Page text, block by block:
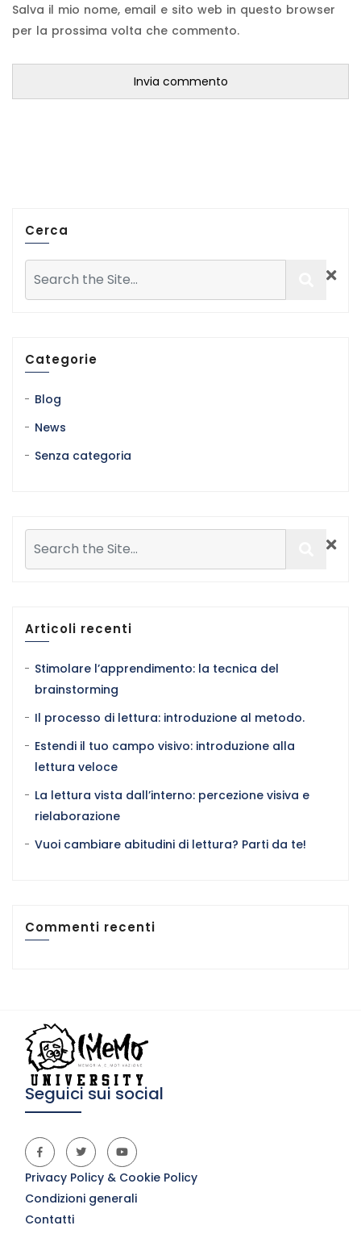
Salva il mio nome, email e sito web in questo browser
per la prossima volta che commento.
Cerca
Categorie
Blog
News
Senza categoria
Articoli recenti
Stimolare l’apprendimento: la tecnica del
brainstorming
Il processo di lettura: introduzione al metodo.
Estendi il tuo campo visivo: introduzione alla
lettura veloce
La lettura vista dall’interno: percezione visiva e
rielaborazione
Vuoi cambiare abitudini di lettura? Parti da te!
Commenti recenti
Seguici sui social
Privacy Policy & Cookie Policy
Condizioni generali
Contatti